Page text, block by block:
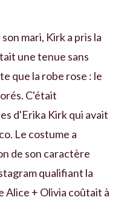
mari, Kirk a pris la
une tenue sans
que la robe rose : le
C'était
d'Erika Kirk qui avait
Le costume a
de son caractère
qualifiant la
Alice + Olivia coûtait à